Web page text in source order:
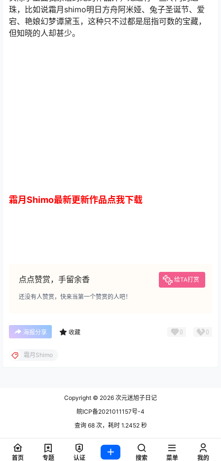
珠，比如说霜月shimo明日方舟阿米娅、兔子圣诞节、爱
宕、艳娘幻梦谭黛玉，这种只不过都是屈指可数的宝藏，
但知晓的人却甚少。
给TA打赏
Copyright © 2026 次元迷旭子日记
皖ICP备2021011157号-4
查询 68 次，耗时 1.2452 秒
首页 专题 认证 搜索 菜单 我的